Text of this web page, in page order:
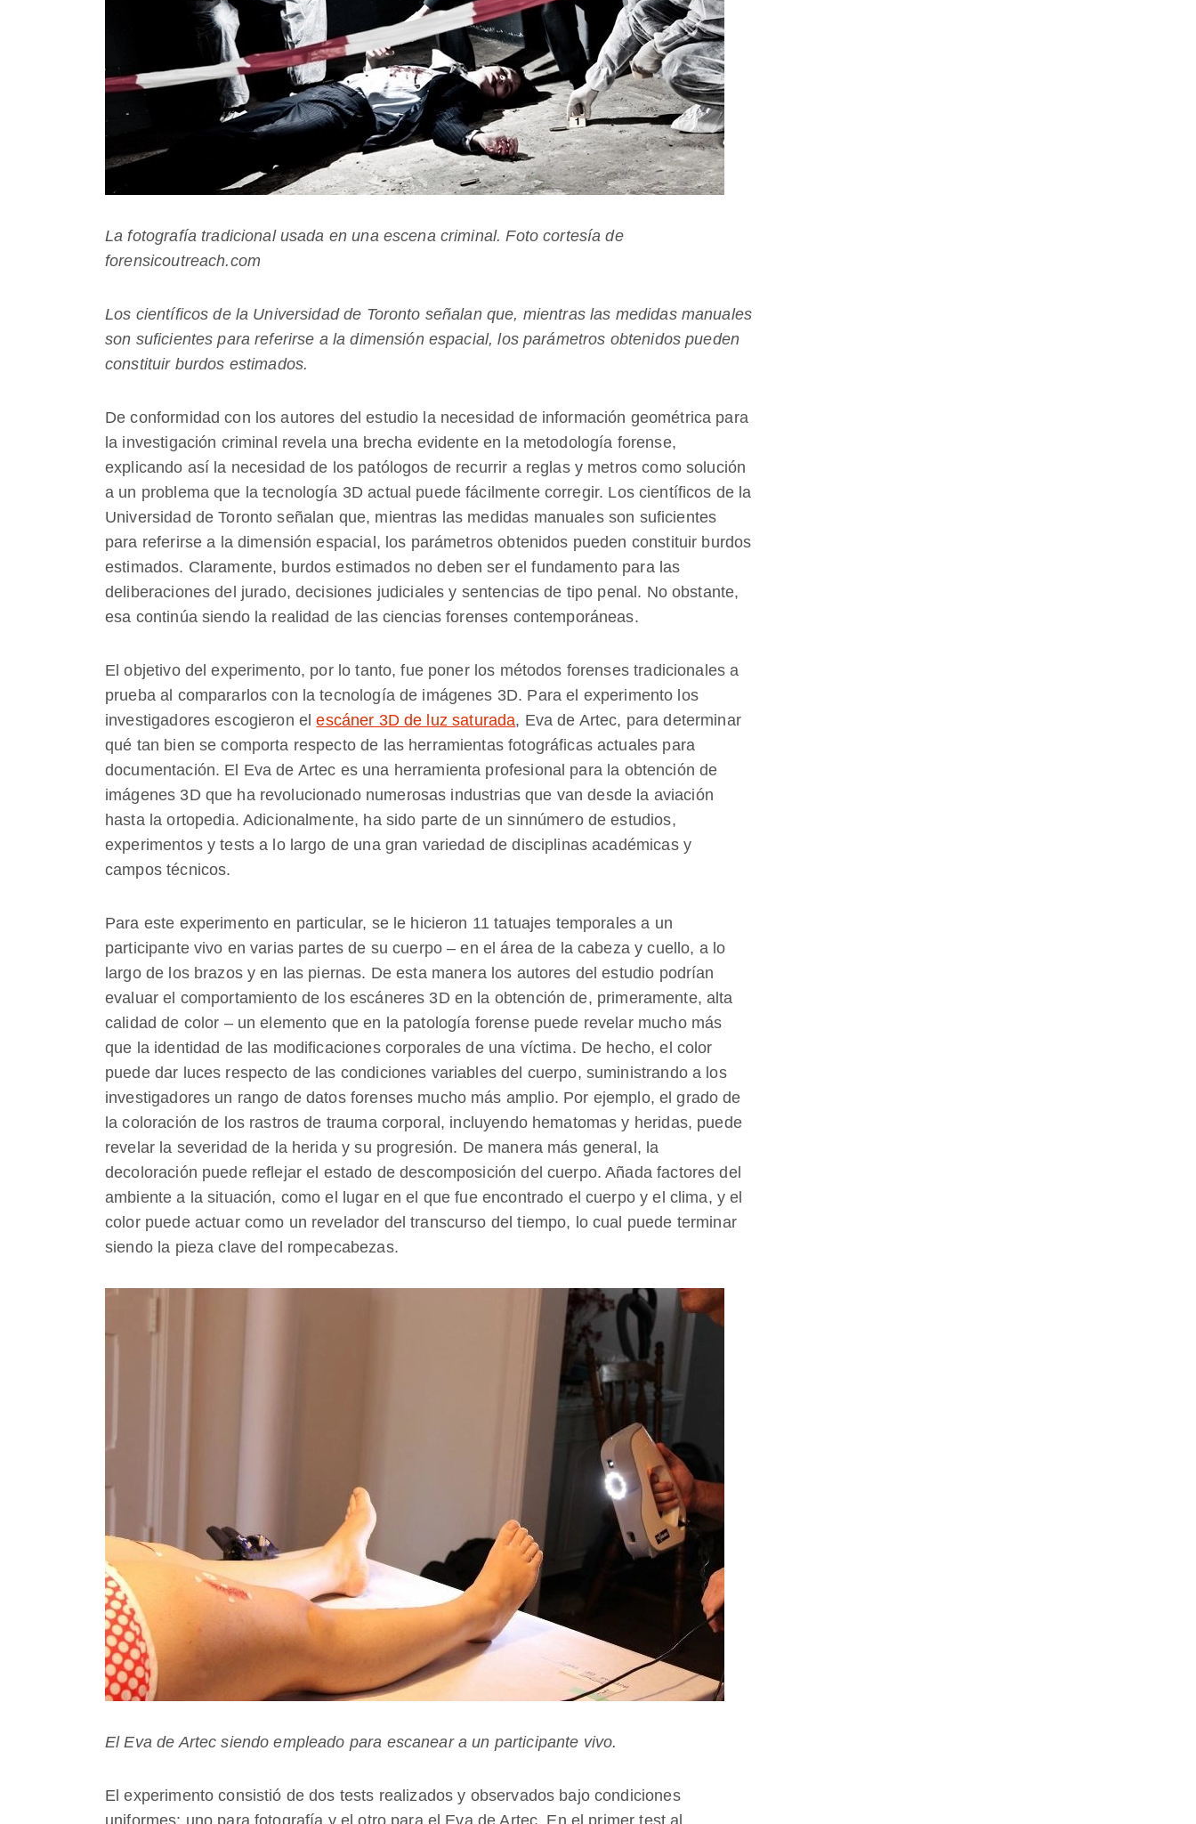
La fotografía tradicional usada en una escena criminal. Foto cortesía de
forensicoutreach.com
Los científicos de la Universidad de Toronto señalan que, mientras las medidas manuales
son suficientes para referirse a la dimensión espacial, los parámetros obtenidos pueden
constituir burdos estimados.
De conformidad con los autores del estudio la necesidad de información geométrica para
la investigación criminal revela una brecha evidente en la metodología forense,
explicando así la necesidad de los patólogos de recurrir a reglas y metros como solución
a un problema que la tecnología 3D actual puede fácilmente corregir. Los científicos de la
Universidad de Toronto señalan que, mientras las medidas manuales son suficientes
para referirse a la dimensión espacial, los parámetros obtenidos pueden constituir burdos
estimados. Claramente, burdos estimados no deben ser el fundamento para las
deliberaciones del jurado, decisiones judiciales y sentencias de tipo penal. No obstante,
esa continúa siendo la realidad de las ciencias forenses contemporáneas.
El objetivo del experimento, por lo tanto, fue poner los métodos forenses tradicionales a
prueba al compararlos con la tecnología de imágenes 3D. Para el experimento los
investigadores escogieron elescáner 3D de luz saturada, Eva de Artec, para determinar
qué tan bien se comporta respecto de las herramientas fotográficas actuales para
documentación. El Eva de Artec es una herramienta profesional para la obtención de
imágenes 3D que ha revolucionado numerosas industrias que van desde la aviación
hasta la ortopedia. Adicionalmente, ha sido parte de un sinnúmero de estudios,
experimentos y tests a lo largo de una gran variedad de disciplinas académicas y
campos técnicos.
Para este experimento en particular, se le hicieron 11 tatuajes temporales a un
participante vivo en varias partes de su cuerpo – en el área de la cabeza y cuello, a lo
largo de los brazos y en las piernas. De esta manera los autores del estudio podrían
evaluar el comportamiento de los escáneres 3D en la obtención de, primeramente, alta
calidad de color – un elemento que en la patología forense puede revelar mucho más
que la identidad de las modificaciones corporales de una víctima. De hecho, el color
puede dar luces respecto de las condiciones variables del cuerpo, suministrando a los
investigadores un rango de datos forenses mucho más amplio. Por ejemplo, el grado de
la coloración de los rastros de trauma corporal, incluyendo hematomas y heridas, puede
revelar la severidad de la herida y su progresión. De manera más general, la
decoloración puede reflejar el estado de descomposición del cuerpo. Añada factores del
ambiente a la situación, como el lugar en el que fue encontrado el cuerpo y el clima, y el
color puede actuar como un revelador del transcurso del tiempo, lo cual puede terminar
siendo la pieza clave del rompecabezas.
El Eva de Artec siendo empleado para escanear a un participante vivo.
El experimento consistió de dos tests realizados y observados bajo condiciones
uniformes: uno para fotografía y el otro para el Eva de Artec. En el primer test al